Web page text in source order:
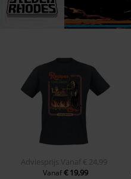
Adviesprijs Vanaf € 24,99
Vanaf€ 19,99